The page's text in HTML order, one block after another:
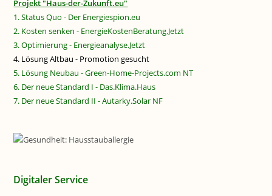
Projekt "Haus-der-Zukunft.eu"
1. Status Quo - Der Energiespion.eu
2. Kosten senken - EnergieKostenBeratung.Jetzt
3. Optimierung - Energieanalyse.Jetzt
4. Lösung Altbau - Promotion gesucht
5. Lösung Neubau - Green-Home-Projects.com NT
6. Der neue Standard I - Das.Klima.Haus
7. Der neue Standard II - Autarky.Solar NF
Digitaler Service